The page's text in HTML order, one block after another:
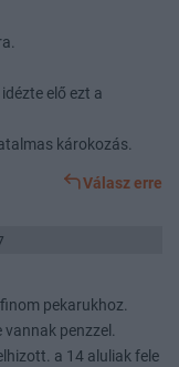
elő ezt a
károkozás.
Válasz erre
pekarukhoz.
penzzel.
a 14 aluliak fele